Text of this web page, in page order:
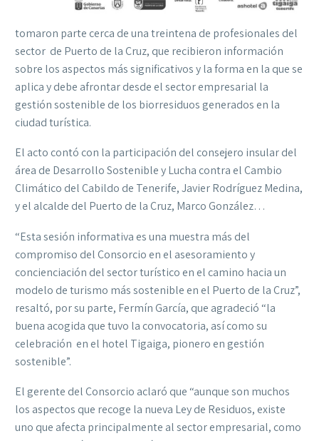
tomaron parte cerca de una treintena de profesionales del
sector de Puerto de la Cruz, que recibieron información
sobre los aspectos más significativos y la forma en la que se
aplica y debe afrontar desde el sector empresarial la
gestión sostenible de los biorresiduos generados en la
ciudad turística.
El acto contó con la participación del consejero insular del
área de Desarrollo Sostenible y Lucha contra el Cambio
Climático del Cabildo de Tenerife, Javier Rodríguez Medina,
y el alcalde del Puerto de la Cruz, Marco González…
“Esta sesión informativa es una muestra más del
compromiso del Consorcio en el asesoramiento y
concienciación del sector turístico en el camino hacia un
modelo de turismo más sostenible en el Puerto de la Cruz”,
resaltó, por su parte, Fermín García, que agradeció “la
buena acogida que tuvo la convocatoria, así como su
celebración en el hotel Tigaiga, pionero en gestión
sostenible”.
El gerente del Consorcio aclaró que “aunque son muchos
los aspectos que recoge la nueva Ley de Residuos, existe
uno que afecta principalmente al sector empresarial, como